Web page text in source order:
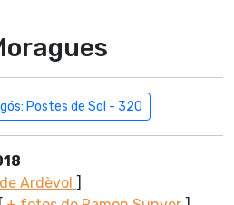
Postes de Sol - 320
Ardèvol ]